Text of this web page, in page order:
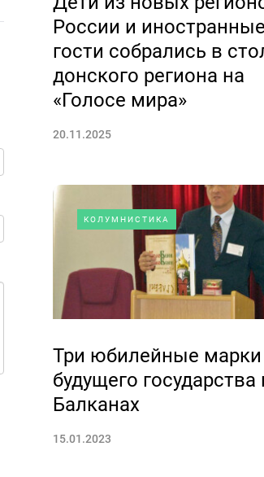
России и иностранные
гости собрались в
донского региона на
«Голосе мира»
20.11.2025
КОЛУМНИСТИКА
Три юбилейные марки
будущего государства
Балканах
15.01.2023